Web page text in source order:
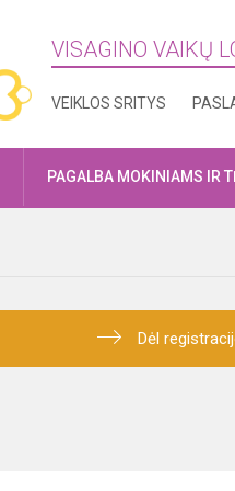
VISAGINO VAIKŲ
VEIKLOS SRITYS
PAGALBA MOKINIAMS IR
Dėl